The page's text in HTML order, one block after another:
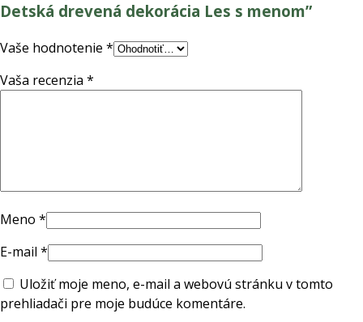
Detská drevená dekorácia Les s menom”
Vaše hodnotenie *
Vaša recenzia *
Meno *
E-mail *
Uložiť moje meno, e-mail a webovú stránku v tomto
prehliadači pre moje budúce komentáre.